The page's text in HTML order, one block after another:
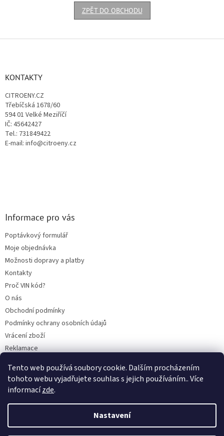
Tento web používá soubory cookie. Dalším procházením
tohoto webu vyjadřujete souhlas s jejich používáním.. Více
informacízde.
Nastavení
ZPĚT DO OBCHODU
KONTAKTY
CITROENY.CZ
Třebíčská 1678/60
594 01 Velké Meziříčí
IČ: 45642427
Tel.: 731849422
E-mail: info@citroeny.cz
Informace pro vás
Poptávkový formulář
Moje objednávka
Možnosti dopravy a platby
Kontakty
Proč VIN kód?
O nás
Obchodní podmínky
Podmínky ochrany osobních údajů
Vrácení zboží
Reklamace
BLOG
Vytvořil Shoptet